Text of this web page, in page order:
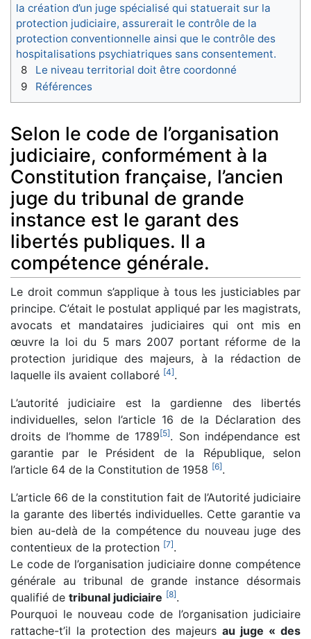
la création d’un juge spécialisé qui statuerait sur la
protection judiciaire, assurerait le contrôle de la
protection conventionnelle ainsi que le contrôle des
hospitalisations psychiatriques sans consentement.
8
Le niveau territorial doit être coordonné
9
Références
Selon le code de l’organisation
judiciaire, conformément à la
Constitution française, l’ancien
juge du tribunal de grande
instance est le garant des
libertés publiques. Il a
compétence générale.
Le droit commun s’applique à tous les justiciables par
principe. C’était le postulat appliqué par les magistrats,
avocats et mandataires judiciaires qui ont mis en
œuvre la loi du 5 mars 2007 portant réforme de la
protection juridique des majeurs, à la rédaction de
laquelle ils avaient collaboré [4].
L’autorité judiciaire est la gardienne des libertés
individuelles, selon l’article 16 de la Déclaration des
droits de l’homme de 1789[5]. Son indépendance est
garantie par le Président de la République, selon
l’article 64 de la Constitution de 1958 [6].
L’article 66 de la constitution fait de l’Autorité judiciaire
la garante des libertés individuelles. Cette garantie va
bien au-delà de la compétence du nouveau juge des
contentieux de la protection [7].
Le code de l’organisation judiciaire donne compétence
générale au tribunal de grande instance désormais
qualifié de tribunal judiciaire [8].
Pourquoi le nouveau code de l’organisation judiciaire
rattache-t’il la protection des majeurs au juge « des